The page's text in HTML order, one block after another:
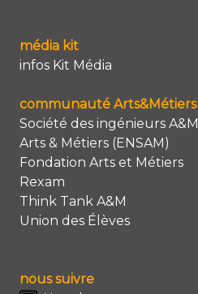
média kit
infos Kit Média
communauté Arts&Métiers
Société des ingénieurs A&M
Arts & Métiers (ENSAM)
Fondation Arts et Métiers
Rexam
Think Tank A&M
Union des Élèves
nous suivre